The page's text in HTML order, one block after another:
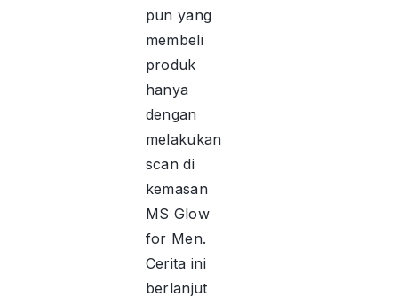
pun yang
membeli
produk
hanya
dengan
melakukan
scan di
kemasan
MS Glow
for Men.
Cerita ini
berlanjut